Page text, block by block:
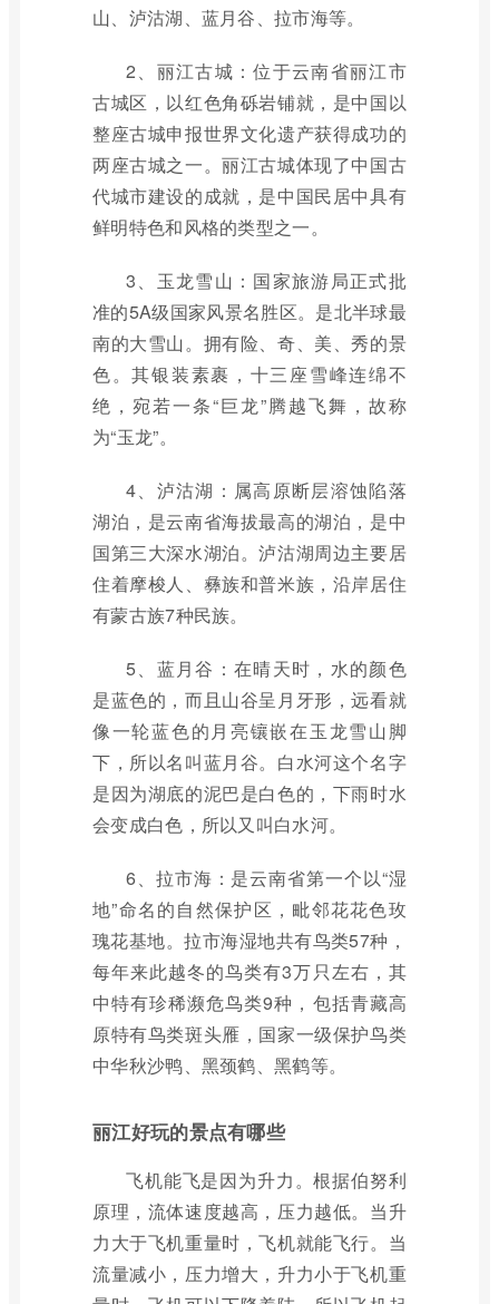
山、泸沽湖、蓝月谷、拉市海等。
2、丽江古城：位于云南省丽江市
古城区，以红色角砾岩铺就，是中国以
整座古城申报世界文化遗产获得成功的
两座古城之一。丽江古城体现了中国古
代城市建设的成就，是中国民居中具有
鲜明特色和风格的类型之一。
3、玉龙雪山：国家旅游局正式批
准的5A级国家风景名胜区。是北半球最
南的大雪山。拥有险、奇、美、秀的景
色。其银装素裹，十三座雪峰连绵不
绝，宛若一条“巨龙”腾越飞舞，故称
为“玉龙”。
4、泸沽湖：属高原断层溶蚀陷落
湖泊，是云南省海拔最高的湖泊，是中
国第三大深水湖泊。泸沽湖周边主要居
住着摩梭人、彝族和普米族，沿岸居住
有蒙古族7种民族。
5、蓝月谷：在晴天时，水的颜色
是蓝色的，而且山谷呈月牙形，远看就
像一轮蓝色的月亮镶嵌在玉龙雪山脚
下，所以名叫蓝月谷。白水河这个名字
是因为湖底的泥巴是白色的，下雨时水
会变成白色，所以又叫白水河。
6、拉市海：是云南省第一个以“湿
地”命名的自然保护区，毗邻花花色玫
瑰花基地。拉市海湿地共有鸟类57种，
每年来此越冬的鸟类有3万只左右，其
中特有珍稀濒危鸟类9种，包括青藏高
原特有鸟类斑头雁，国家一级保护鸟类
中华秋沙鸭、黑颈鹤、黑鹤等。
丽江好玩的景点有哪些
飞机能飞是因为升力。根据伯努利
原理，流体速度越高，压力越低。当升
力大于飞机重量时，飞机就能飞行。当
流量减小，压力增大，升力小于飞机重